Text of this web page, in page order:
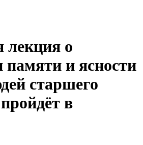
лекция о
памяти и ясности
старшего
в